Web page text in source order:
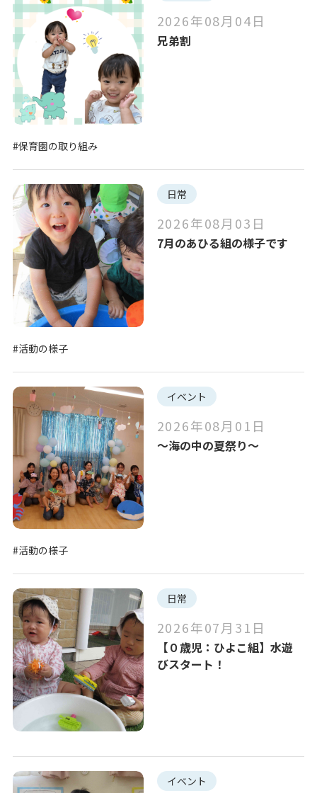
2026年08月04日
兄弟割
#保育園の取り組み
日常
2026年08月03日
7月のあひる組の様子です
#活動の様子
イベント
2026年08月01日
～海の中の夏祭り～
#活動の様子
日常
2026年07月31日
【０歳児：ひよこ組】水遊
びスタート！
イベント